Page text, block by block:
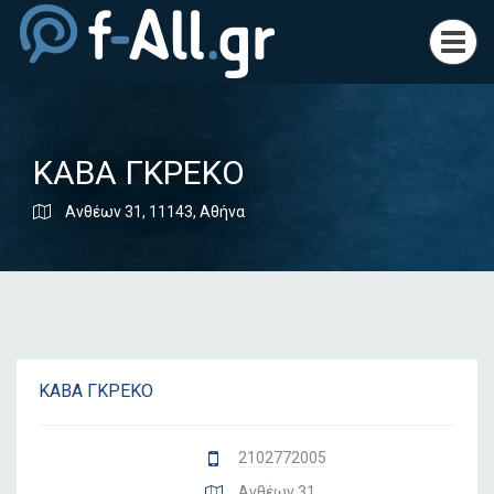
ΚΑΒΑ ΓΚΡΕΚΟ
Ανθέων 31, 11143, Αθήνα
ΚΑΒΑ ΓΚΡΕΚΟ
2102772005